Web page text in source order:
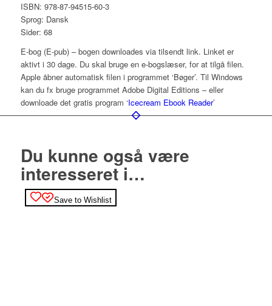
ISBN: 978-87-94515-60-3
Sprog: Dansk
Sider: 68
E-bog (E-pub) – bogen downloades via tilsendt link. Linket er
aktivt i 30 dage. Du skal bruge en e-bogslæser, for at tilgå filen.
Apple åbner automatisk filen i programmet ‘Bøger’. Til Windows
kan du fx bruge programmet Adobe Digital Editions – eller
downloade det gratis program ‘Icecream Ebook Reader’
Du kunne også være
interesseret i…
Save to Wishlist